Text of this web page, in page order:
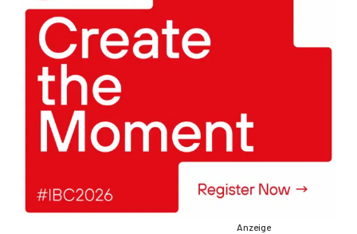
Anzeige